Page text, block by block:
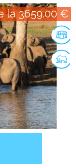
la 3659.00 €